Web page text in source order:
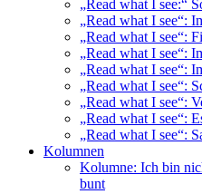
„Read what I see:“
„Read what I see“:
„Read what I see“:
„Read what I see“:
„Read what I see“:
„Read what I see“:
„Read what I see“:
„Read what I see“:
„Read what I see“:
Kolumnen
Kolumne: Ich bin
bunt